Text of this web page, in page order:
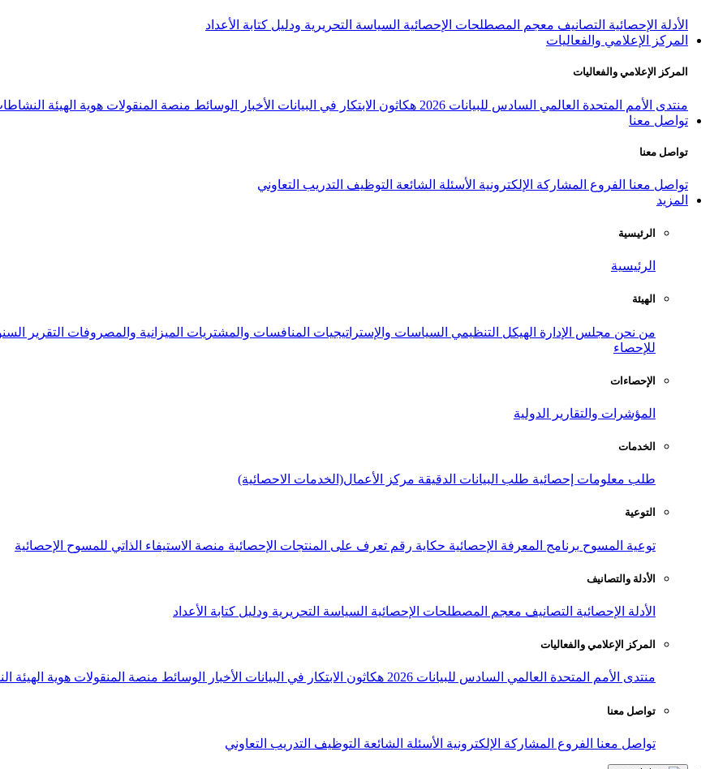
الأدلة الإحصائية التصانيف معجم المصطلحات الإحصائية السياسة التحريرية ودليل كتابة الأعداد
المركز الإعلامي والفعاليات
المركز الإعلامي والفعاليات
منتدى الأمم المتحدة العالمي السادس للبيانات 2026 هكاثون الابتكار في البيانات الأخبار الوسائط منصة المنقولات هوية الهيئة
تواصل معنا
تواصل معنا
تواصل معنا الفروع المشاركة الإلكترونية الأسئلة الشائعة التوظيف التدريب التعاوني
المزيد
الرئيسية
الرئيسية
الهيئة
من نحن مجلس الإدارة الهيكل التنظيمي السياسات والإستراتيجيات المنافسات والمشتريات الميزانية والمصروفات التقرير
للإحصاء
الإحصاءات
المؤشرات والتقارير الدولية
الخدمات
طلب معلومات إحصائية طلب البيانات الدقيقة مركز الأعمال(الخدمات الاحصائية)
التوعية
توعية المسوح برنامج المعرفة الإحصائية حكاية رقم تعرف على المنتجات الإحصائية منصة الاستيفاء الذاتي للمسوح الإحصائية
الأدلة والتصانيف
الأدلة الإحصائية التصانيف معجم المصطلحات الإحصائية السياسة التحريرية ودليل كتابة الأعداد
المركز الإعلامي والفعاليات
منتدى الأمم المتحدة العالمي السادس للبيانات 2026 هكاثون الابتكار في البيانات الأخبار الوسائط منصة المنقولات هوية الهيئة
تواصل معنا
تواصل معنا الفروع المشاركة الإلكترونية الأسئلة الشائعة التوظيف التدريب التعاوني